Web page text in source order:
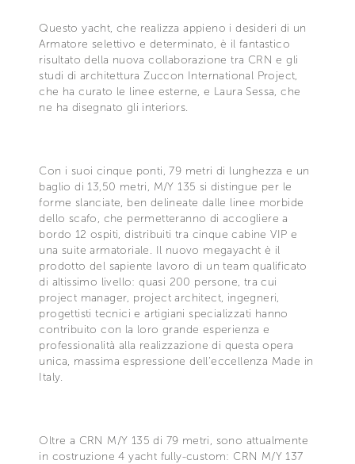
Questo yacht, che realizza appieno i desideri di un
Armatore selettivo e determinato, è il fantastico
risultato della nuova collaborazione tra CRN e gli
studi di architettura Zuccon International Project,
che ha curato le linee esterne, e Laura Sessa, che
ne ha disegnato gli interiors.
Con i suoi cinque ponti, 79 metri di lunghezza e un
baglio di 13,50 metri, M/Y 135 si distingue per le
forme slanciate, ben delineate dalle linee morbide
dello scafo, che permetteranno di accogliere a
bordo 12 ospiti, distribuiti tra cinque cabine VIP e
una suite armatoriale. Il nuovo megayacht è il
prodotto del sapiente lavoro di un team qualificato
di altissimo livello: quasi 200 persone, tra cui
project manager, project architect, ingegneri,
progettisti tecnici e artigiani specializzati hanno
contribuito con la loro grande esperienza e
professionalità alla realizzazione di questa opera
unica, massima espressione dell’eccellenza Made in
Italy.
Oltre a CRN M/Y 135 di 79 metri, sono attualmente
in costruzione 4 yacht fully-custom: CRN M/Y 137